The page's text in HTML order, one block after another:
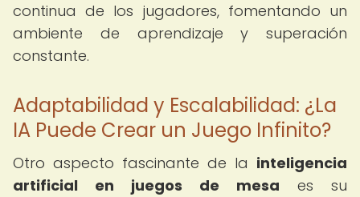
continua de los jugadores, fomentando un
ambiente de aprendizaje y superación
constante.
Adaptabilidad y Escalabilidad: ¿La
IA Puede Crear un Juego Infinito?
Otro aspecto fascinante de la inteligencia
artificial en juegos de mesa es su